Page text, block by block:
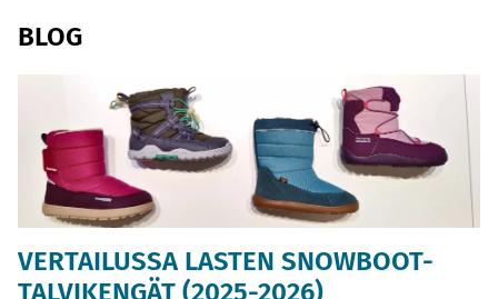
BLOG
VERTAILUSSA LASTEN SNOWBOOT-
TALVIKENGÄT (2025-2026)